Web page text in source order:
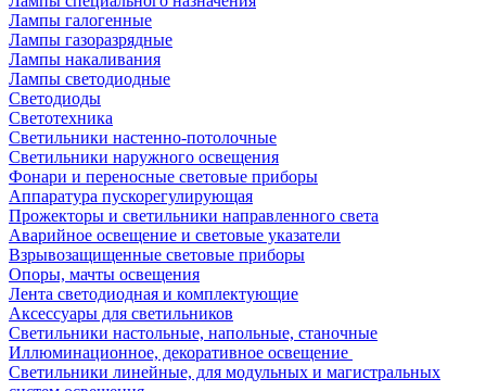
Лампы галогенные
Лампы газоразрядные
Лампы накаливания
Лампы светодиодные
Светодиоды
Светотехника
Светильники настенно-потолочные
Светильники наружного освещения
Фонари и переносные световые приборы
Аппаратура пускорегулирующая
Прожекторы и светильники направленного света
Аварийное освещение и световые указатели
Взрывозащищенные световые приборы
Опоры, мачты освещения
Лента светодиодная и комплектующие
Аксессуары для светильников
Светильники настольные, напольные, станочные
Иллюминационное, декоративное освещение
Светильники линейные, для модульных и магистральных